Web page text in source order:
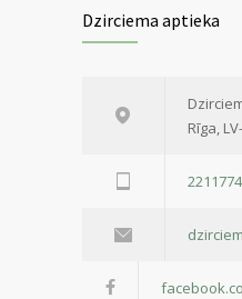
Dzirciema aptieka
Rīga,